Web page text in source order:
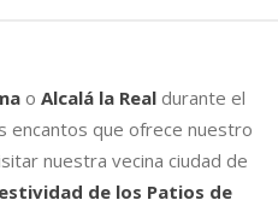
o Alcalá la Real durante el
encantos que ofrece nuestro
nuestra vecina ciudad de
de los Patios de